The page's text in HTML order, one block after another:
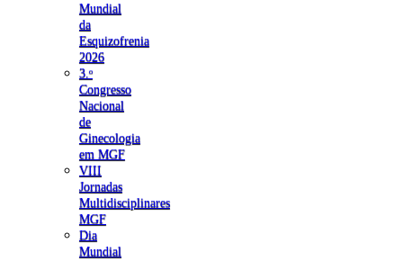
Mundial
da
Esquizofrenia
2026
3.ᵒ
Congresso
Nacional
de
Ginecologia
em MGF
VIII
Jornadas
Multidisciplinares
MGF
Dia
Mundial